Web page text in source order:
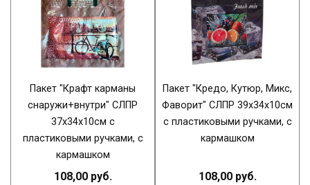
Пакет "Крафт карманы
снаружи+внутри" СЛПР
37х34х10см с
пластиковыми ручками, с
кармашком
108,00 руб.
Пакет "Кредо, Кутюр, Микс,
Фаворит" СЛПР 39х34х10см
с пластиковыми ручками, с
кармашком
108,00 руб.